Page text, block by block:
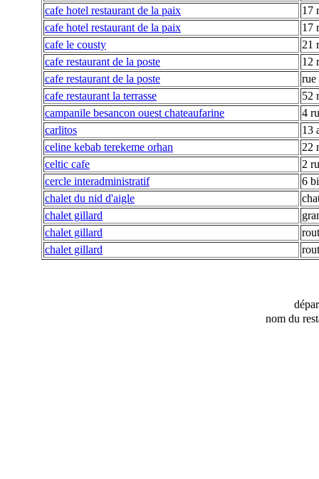
cafe hotel restaurant de la paix
17
cafe hotel restaurant de la paix
17
cafe le cousty
21
cafe restaurant de la poste
12
cafe restaurant de la poste
rue
cafe restaurant la terrasse
52
campanile besancon ouest chateaufarine
4
carlitos
13
celine kebab terekeme orhan
22
celtic cafe
2
cercle interadministratif
6
chalet du nid d'aigle
chalet gillard
chalet gillard
chalet gillard
nom du